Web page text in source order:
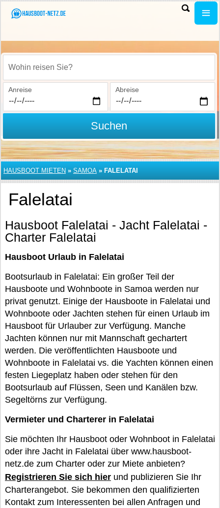
Wohin reisen Sie?
Anreise Abreise
Suchen
HAUSBOOT MIETEN » SAMOA » FALELATAI
Falelatai
Hausboot Falelatai - Jacht Falelatai -
Charter Falelatai
Hausboot Urlaub in Falelatai
Bootsurlaub in Falelatai: Ein großer Teil der
Hausboote und Wohnboote in Samoa werden nur
privat genutzt. Einige der Hausboote in Falelatai und
Wohnboote oder Jachten stehen für einen Urlaub im
Hausboot für Urlauber zur Verfügung. Manche
Jachten können nur mit Mannschaft gechartert
werden. Die veröffentlichten Hausboote und
Wohnboote in Falelatai vs. die Yachten können einen
festen Liegeplatz haben oder stehen für den
Bootsurlaub auf Flüssen, Seen und Kanälen bzw.
Segeltörns zur Verfügung.
Vermieter und Charterer in Falelatai
Sie möchten Ihr Hausboot oder Wohnboot in Falelatai
oder ihre Jacht in Falelatai über www.hausboot-
netz.de zum Charter oder zur Miete anbieten?
Registrieren Sie sich hier und publizieren Sie Ihr
Charterangebot. Sie bekommen den qualifizierten
Kontakt zum Interessenten bei allen Anfragen und